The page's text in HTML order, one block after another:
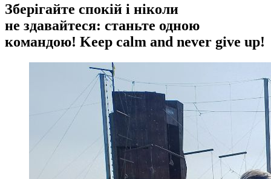
Зберігайте спокій і ніколи
не здавайтеся: станьте одною
командою! Keep calm and never give up!